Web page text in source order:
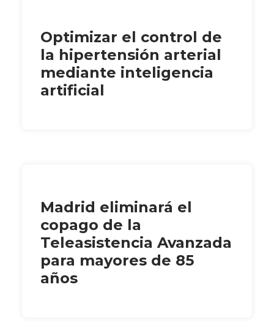
Optimizar el control de
la hipertensión arterial
mediante inteligencia
artificial
Madrid eliminará el
copago de la
Teleasistencia Avanzada
para mayores de 85
años